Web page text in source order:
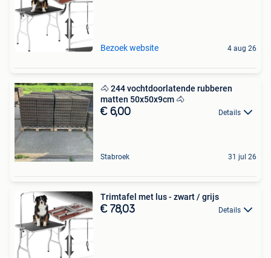
Bezoek website 4 aug 26
🐴 244 vochtdoorlatende rubberen
matten 50x50x9cm 🐴
€ 6,00 Details
Stabroek 31 jul 26
Trimtafel met lus - zwart / grijs
€ 78,03 Details